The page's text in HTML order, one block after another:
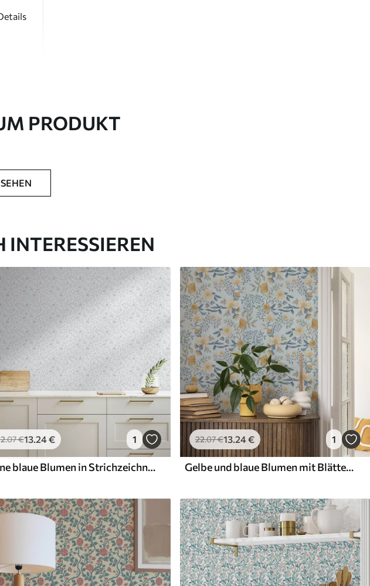
PRODUKT
INTERESSIEREN
.07€13.24€ 1
Feine blaue Blumen in Strichzeichnung auf cremefarbenem Hintergrund
22.07€13.24€ 1
Gelbe und blaue Blumen mit Blättern auf himmelblauem Hintergrund